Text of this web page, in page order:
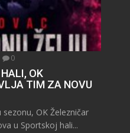
0
OK
TIM ZA NOVU
OK Železničar
u Sportskoj hali...